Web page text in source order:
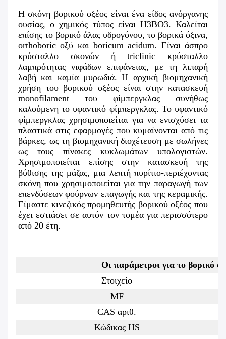
Η σκόνη βορικού οξέος είναι ένα είδος ανόργανης
ουσίας, ο χημικός τύπος είναι H3BO3. Καλείται
επίσης το βορικό άλας υδρογόνου, το βορικά όξινα,
orthoboric οξύ και boricum acidum. Είναι άσπρο
κρύσταλλο σκονών ή triclinic κρύσταλλο
λαμπρότητας νιφάδων επιφάνειας, με τη λιπαρή
λαβή και καμία μυρωδιά. Η αρχική βιομηχανική
χρήση του βορικού οξέος είναι στην κατασκευή
monofilament του φίμπεργκλας συνήθως
καλούμενη το υφαντικό φίμπεργκλας. Το υφαντικό
φίμπεργκλας χρησιμοποιείται για να ενισχύσει τα
πλαστικά στις εφαρμογές που κυμαίνονται από τις
βάρκες, ως τη βιομηχανική διοχέτευση με σωλήνες
ως τους πίνακες κυκλωμάτων υπολογιστών.
Χρησιμοποιείται επίσης στην κατασκευή της
βύθισης της μάζας, μια λεπτή πυρίτιο-περιέχοντας
σκόνη που χρησιμοποιείται για την παραγωγή των
επενδύσεων φούρνων επαγωγής και της κεραμικής.
Είμαστε κινεζικός προμηθευτής βορικού οξέος που
έχει εστιάσει σε αυτόν τον τομέα για περισσότερο
από 20 έτη.
Οι παράμετροι για το βορικό
Στοιχείο
MF
CAS αριθ.
Κώδικας HS